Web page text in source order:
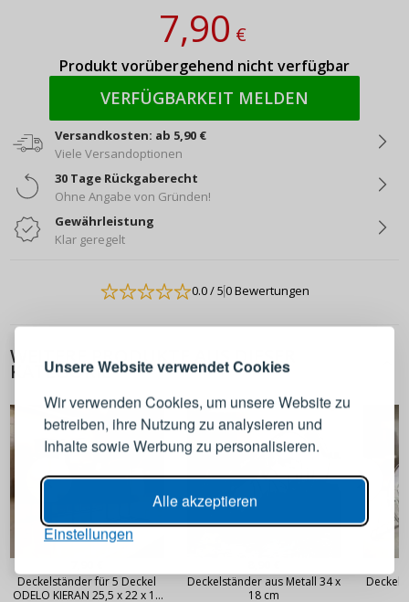
Unsere Website verwendet Cookies
Wir verwenden Cookies, um unsere Website zu
betreiben, ihre Nutzung zu analysieren und
Inhalte sowie Werbung zu personalisieren.
Alle akzeptieren
Einstellungen
7,90€
Produkt vorübergehend nicht verfügbar
VERFÜGBARKEIT MELDEN
Versandkosten: ab 5,90 €
Viele Versandoptionen
30 Tage Rückgaberecht
Ohne Angabe von Gründen!
Gewährleistung
Klar geregelt
0.0/ 50 Bewertungen
WEITERE PRODUKTE AUS DIESER
KATEGORIE
Deckelständer für 5 Deckel
ODELO KIERAN 25,5 x 22 x 14
Deckelständer aus Metall 34 x
18 cm
ANMELDEN REGISTRIEREN
Melden Sie sich bei Ihrem
E-Mail-Adresse